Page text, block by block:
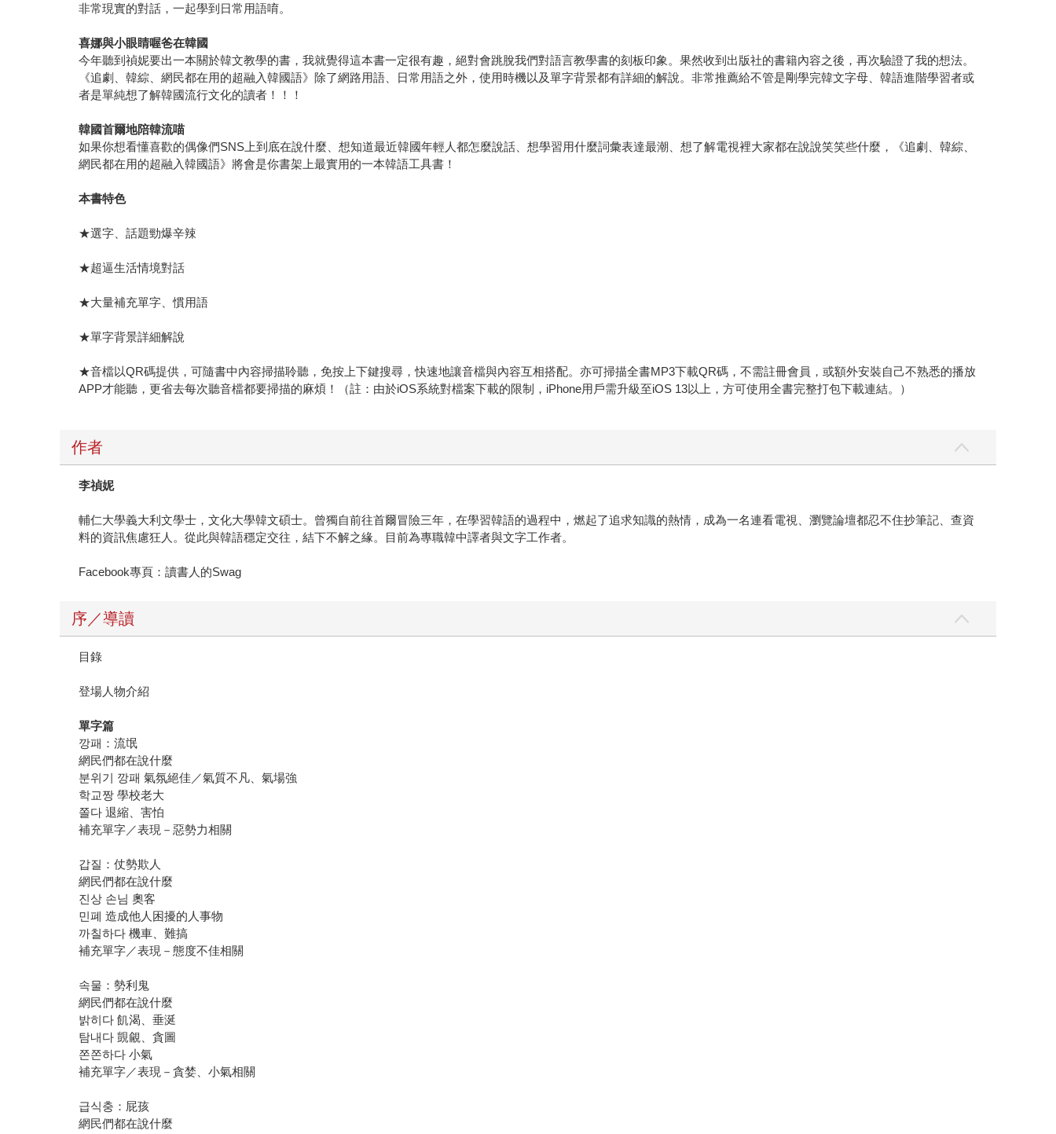
非常現實的對話，一起學到日常用語唷。
喜娜與小眼睛喔爸在韓國
今年聽到禎妮要出一本關於韓文教學的書，我就覺得這本書一定很有趣，絕對會跳脫我們對語言教學書的刻板印象。果然收到出版社的書籍內容之後，再次驗證了我的想法。
《追劇、韓綜、網民都在用的超融入韓國語》除了網路用語、日常用語之外，使用時機以及單字背景都有詳細的解說。非常推薦給不管是剛學完韓文字母、韓語進階學習者或
者是單純想了解韓國流行文化的讀者！！！
韓國首爾地陪韓流喵
如果你想看懂喜歡的偶像們SNS上到底在說什麼、想知道最近韓國年輕人都怎麼說話、想學習用什麼詞彙表達最潮、想了解電視裡大家都在說說笑笑些什麼，《追劇、韓綜、
網民都在用的超融入韓國語》將會是你書架上最實用的一本韓語工具書！
本書特色
★選字、話題勁爆辛辣
★超逼生活情境對話
★大量補充單字、慣用語
★單字背景詳細解說
★音檔以QR碼提供，可隨書中內容掃描聆聽，免按上下鍵搜尋，快速地讓音檔與內容互相搭配。亦可掃描全書MP3下載QR碼，不需註冊會員，或額外安裝自己不熟悉的播放
APP才能聽，更省去每次聽音檔都要掃描的麻煩！（註：由於iOS系統對檔案下載的限制，iPhone用戶需升級至iOS 13以上，方可使用全書完整打包下載連結。）
作者
李禎妮
輔仁大學義大利文學士，文化大學韓文碩士。曾獨自前往首爾冒險三年，在學習韓語的過程中，燃起了追求知識的熱情，成為一名連看電視、瀏覽論壇都忍不住抄筆記、查資
料的資訊焦慮狂人。從此與韓語穩定交往，結下不解之緣。目前為專職韓中譯者與文字工作者。
Facebook專頁：讀書人的Swag
序／導讀
目錄
登場人物介紹
單字篇
깡패：流氓
網民們都在說什麼
분위기 깡패 氣氛絕佳／氣質不凡、氣場強
학교짱 學校老大
쫄다 退縮、害怕
補充單字／表現－惡勢力相關
갑질：仗勢欺人
網民們都在說什麼
진상 손님 奧客
민폐 造成他人困擾的人事物
까칠하다 機車、難搞
補充單字／表現－態度不佳相關
속물：勢利鬼
網民們都在說什麼
밝히다 飢渴、垂涎
탐내다 覬覦、貪圖
쫀쫀하다 小氣
補充單字／表現－貪婪、小氣相關
급식충：屁孩
網民們都在說什麼